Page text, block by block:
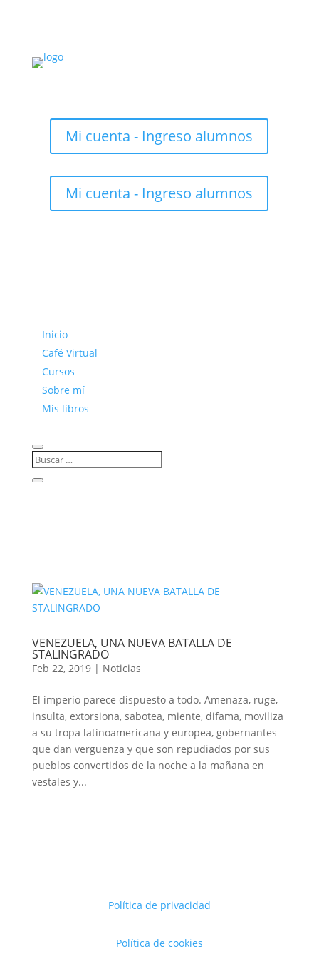
Mi cuenta - Ingreso alumnos
Mi cuenta - Ingreso alumnos
Inicio
Café Virtual
Cursos
Sobre mí
Mis libros
VENEZUELA, UNA NUEVA BATALLA DE
STALINGRADO
Feb 22, 2019| Noticias
El imperio parece dispuesto a todo. Amenaza, ruge,
insulta, extorsiona, sabotea, miente, difama, moviliza
a su tropa latinoamericana y europea, gobernantes
que dan verguenza y que son repudiados por sus
pueblos convertidos de la noche a la mañana en
vestales y...
Política de privacidad
Política de cookies